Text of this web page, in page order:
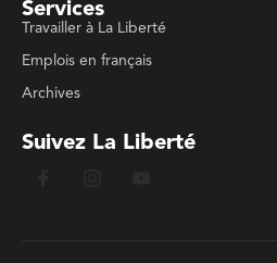
Services
Travailler à La Liberté
Emplois en français
Archives
Suivez La Liberté